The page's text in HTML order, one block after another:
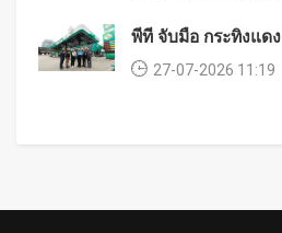
พีที จับมือ กระทิงแดง
27-07-2026 11:19